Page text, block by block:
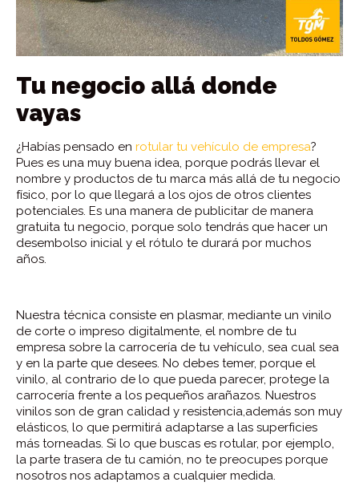
Tu negocio allá donde
vayas
¿Habías pensado en rotular tu vehículo de empresa?
Pues es una muy buena idea, porque podrás llevar el
nombre y productos de tu marca más allá de tu negocio
físico, por lo que llegará a los ojos de otros clientes
potenciales. Es una manera de publicitar de manera
gratuita tu negocio, porque solo tendrás que hacer un
desembolso inicial y el rótulo te durará por muchos
años.
Nuestra técnica consiste en plasmar, mediante un vinilo
de corte o impreso digitalmente, el nombre de tu
empresa sobre la carrocería de tu vehículo, sea cual sea
y en la parte que desees. No debes temer, porque el
vinilo, al contrario de lo que pueda parecer, protege la
carrocería frente a los pequeños arañazos. Nuestros
vinilos son de gran calidad y resistencia,además son muy
elásticos, lo que permitirá adaptarse a las superficies
más torneadas. Si lo que buscas es rotular, por ejemplo,
la parte trasera de tu camión, no te preocupes porque
nosotros nos adaptamos a cualquier medida.